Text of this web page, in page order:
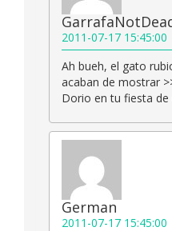
2011-07-17 15:45:00
Ah bueh, el gato
acaban de mostrar
Dorio en tu fiesta de
German
2011-07-17 15:45:00